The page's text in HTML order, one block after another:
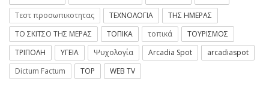
Τεστ προσωπικοτητας
ΤΕΧΝΟΛΟΓΙΑ
ΤΗΣ ΗΜΕΡΑΣ
ΤΟ ΣΚΙΤΣΟ ΤΗΣ ΜΕΡΑΣ
ΤΟΠΙΚΑ τοπικά
ΤΟΥΡΙΣΜΟΣ
ΤΡΙΠΟΛΗ
ΥΓΕΙΑ Ψυχολογία Arcadia Spot
arcadiaspot
Dictum Factum
TOP WEB TV